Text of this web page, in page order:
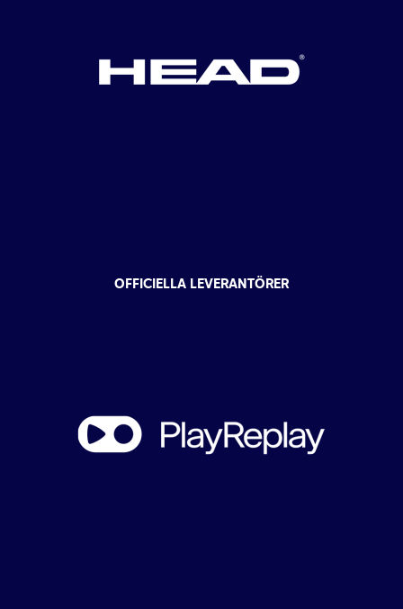
OFFICIELLA LEVERANTÖRER